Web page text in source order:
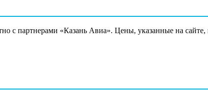
с партнерами «Казань Авиа». Цены, указанные на